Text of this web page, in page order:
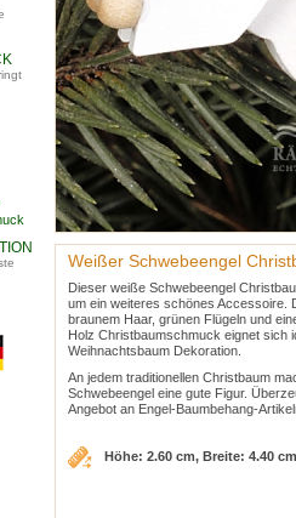
Weißer Schwebeengel
Dieser weiße Schwebeengel
um ein weiteres schönes Accessoire.
braunem Haar, grünen Flügeln und
Holz Christbaumschmuck eignet sich
Weihnachtsbaum Dekoration.
An jedem traditionellen Christbaum
Schwebeengel eine gute Figur.
Angebot an Engel-Baumbehang-
Höhe: 2.60 cm, Breite: 4.40 cm